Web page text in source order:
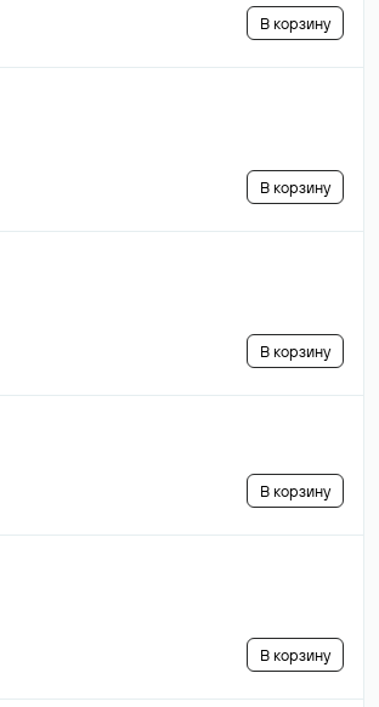
В корзину
В корзину
В корзину
В корзину
В корзину